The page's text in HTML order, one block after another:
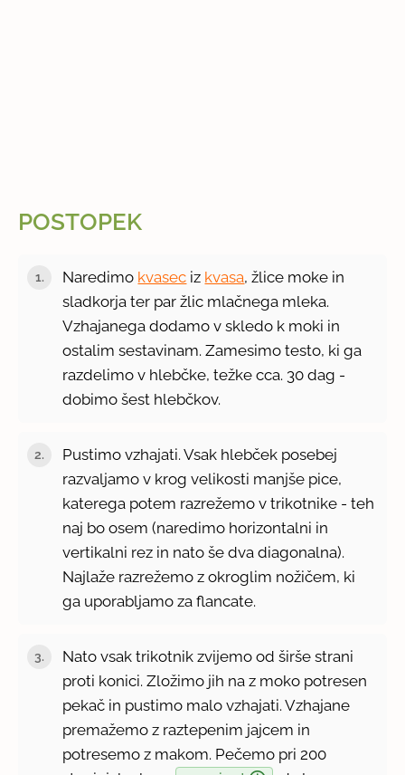
POSTOPEK
Naredimo kvasec iz kvasa, žlice moke in
sladkorja ter par žlic mlačnega mleka.
Vzhajanega dodamo v skledo k moki in
ostalim sestavinam. Zamesimo testo, ki ga
razdelimo v hlebčke, težke cca. 30 dag -
dobimo šest hlebčkov.
Pustimo vzhajati. Vsak hlebček posebej
razvaljamo v krog velikosti manjše pice,
katerega potem razrežemo v trikotnike - teh
naj bo osem (naredimo horizontalni in
vertikalni rez in nato še dva diagonalna).
Najlaže razrežemo z okroglim nožičem, ki
ga uporabljamo za flancate.
Nato vsak trikotnik zvijemo od širše strani
proti konici. Zložimo jih na z moko potresen
pekač in pustimo malo vzhajati. Vzhajane
premažemo z raztepenim jajcem in
potresemo z makom. Pečemo pri 200